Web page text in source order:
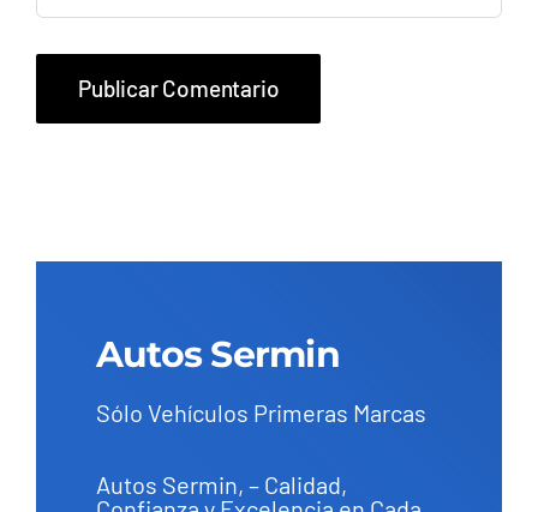
Autos Sermin
Sólo Vehículos Primeras Marcas
Autos Sermin, – Calidad,